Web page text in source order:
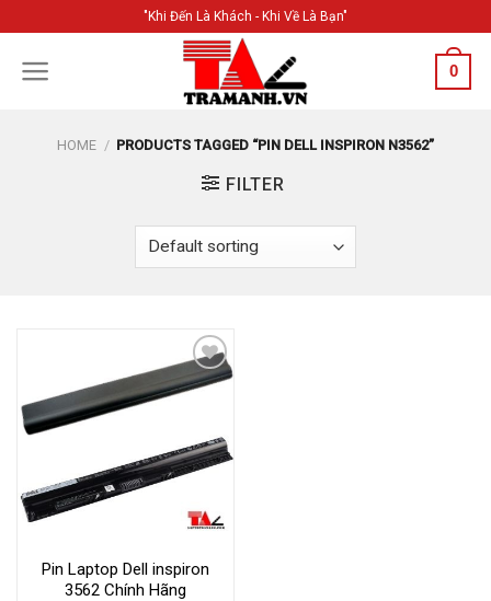
content
"Khi Đến Là Khách - Khi Về Là Bạn"
0
HOME / PRODUCTS TAGGED “PIN DELL INSPIRON N3562”
FILTER
Add to
Wishlist
Pin Laptop Dell inspiron
3562 Chính Hãng